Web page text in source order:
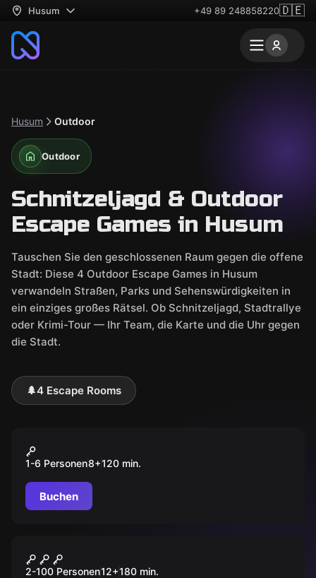
Husum +49 89 248858220🇩🇪
Husum Outdoor
Outdoor
Schnitzeljagd & Outdoor
Escape Games in Husum
Tauschen Sie den geschlossenen Raum gegen die offene
Stadt: Diese 4 Outdoor Escape Games in Husum
verwandeln Straßen, Parks und Sehenswürdigkeiten in
ein einziges großes Rätsel. Ob Schnitzeljagd, Stadtrallye
oder Krimi-Tour — Ihr Team, die Karte und die Uhr gegen
die Stadt.
🌲4 Escape Rooms
OPERATION FUCHSJAGD
1-6 Personen8+120 min.
Buchen
Husum Mystery
2-100 Personen12+180 min.